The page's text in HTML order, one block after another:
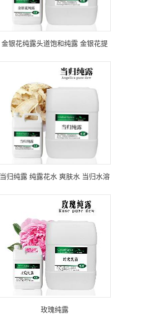
金银花纯露头道饱和纯露 金银花提
当归纯露 纯露花水 爽肤水 当归水溶
玫瑰纯露